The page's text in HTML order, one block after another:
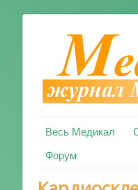
Весь Медикал
Форум